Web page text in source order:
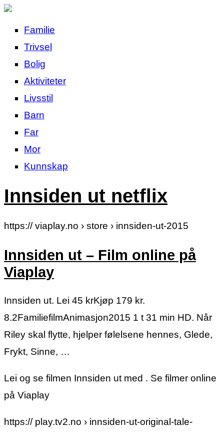
Familie
Trivsel
Bolig
Aktiviteter
Livsstil
Barn
Far
Mor
Kunnskap
Innsiden ut netflix
https:// viaplay.no › store › innsiden-ut-2015
Innsiden ut – Film online på
Viaplay
Innsiden ut. Lei 45 krKjøp 179 kr.
8.2FamiliefilmAnimasjon2015 1 t 31 min HD. Når
Riley skal flytte, hjelper følelsene hennes, Glede,
Frykt, Sinne, …
Lei og se filmen Innsiden ut med . Se filmer online
på Viaplay
https:// play.tv2.no › innsiden-ut-original-tale-